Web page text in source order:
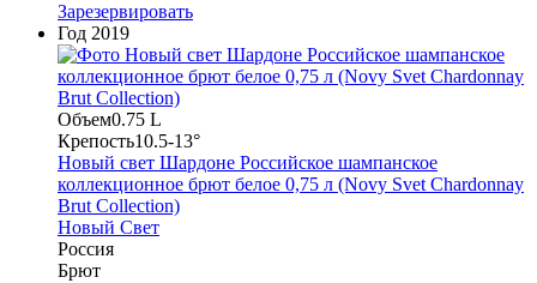
Зарезервировать
Год 2019
Объем0.75 L
Крепость10.5-13°
Новый свет Шардоне Российское шампанское
коллекционное брют белое 0,75 л (Novy Svet Chardonnay
Brut Collection)
Новый Свет
Россия
Брют